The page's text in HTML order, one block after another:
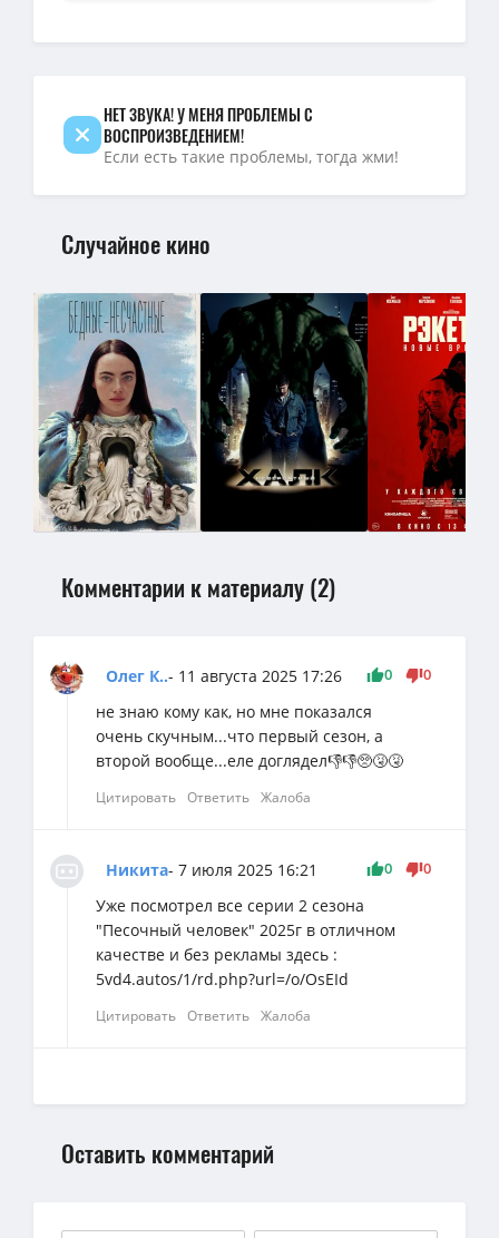
Песочный человек / The Sandman / Сезон: 1 / Серии: 1-11 из
НЕТ ЗВУКА! У МЕНЯ ПРОБЛЕМЫ С
ВОСПРОИЗВЕДЕНИЕМ!
Если есть такие проблемы, тогда жми!
Случайное кино
Комментарии к материалу (2)
Олег К..- 11 августа 2025 17:26 0 0
не знаю кому как, но мне показался
очень скучным...что первый сезон, а
второй вообще...еле доглядел👎👎🥺🤧🤧
Цитировать Ответить Жалоба
Никита- 7 июля 2025 16:21 0 0
Уже посмотрел все серии 2 сезона
"Песочный человек" 2025г в отличном
качестве и без рекламы здесь :
5vd4.autos/1/rd.php?url=/o/OsEId
Цитировать Ответить Жалоба
Оставить комментарий